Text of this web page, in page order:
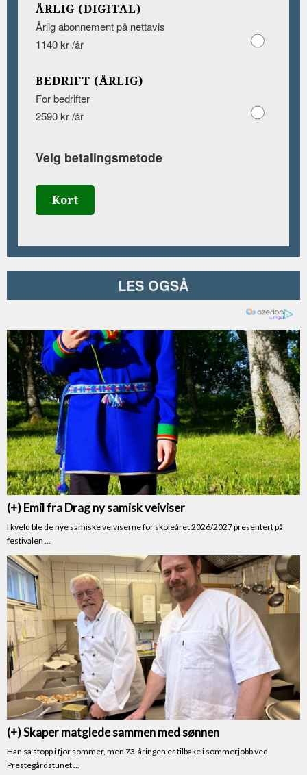
ÅRLIG (DIGITAL)
Årlig abonnement på nettavis
1140 kr /år
BEDRIFT (ÅRLIG)
For bedrifter
2590 kr /år
Velg betalingsmetode
Kort
LES OGSÅ